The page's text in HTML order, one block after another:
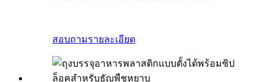
สอบถามรายละเอียด